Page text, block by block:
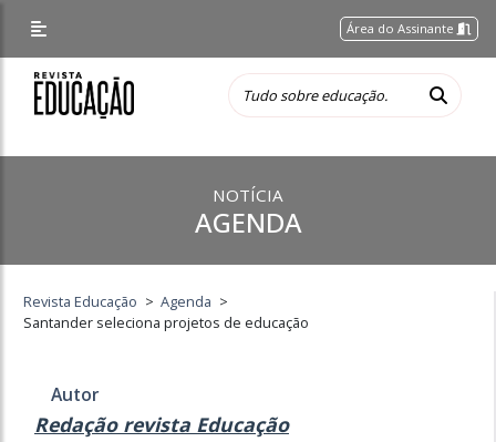
Área do Assinante
NOTÍCIA
AGENDA
Revista Educação > Agenda >
Santander seleciona projetos de educação
Autor
Redação revista Educação